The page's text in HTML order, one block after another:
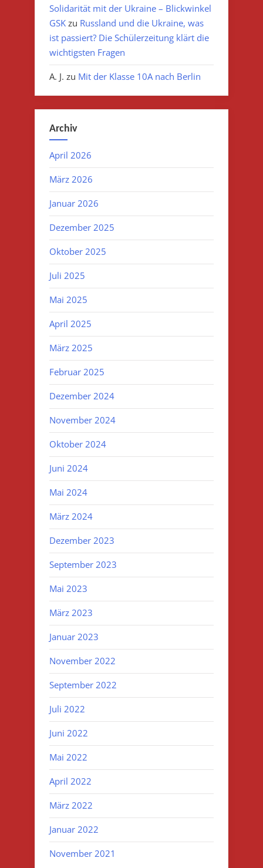
Solidarität mit der Ukraine – Blickwinkel
GSK zu Russland und die Ukraine, was
ist passiert? Die Schülerzeitung klärt die
wichtigsten Fragen
A. J. zu Mit der Klasse 10A nach Berlin
Archiv
April 2026
März 2026
Januar 2026
Dezember 2025
Oktober 2025
Juli 2025
Mai 2025
April 2025
März 2025
Februar 2025
Dezember 2024
November 2024
Oktober 2024
Juni 2024
Mai 2024
März 2024
Dezember 2023
September 2023
Mai 2023
März 2023
Januar 2023
November 2022
September 2022
Juli 2022
Juni 2022
Mai 2022
April 2022
März 2022
Januar 2022
November 2021